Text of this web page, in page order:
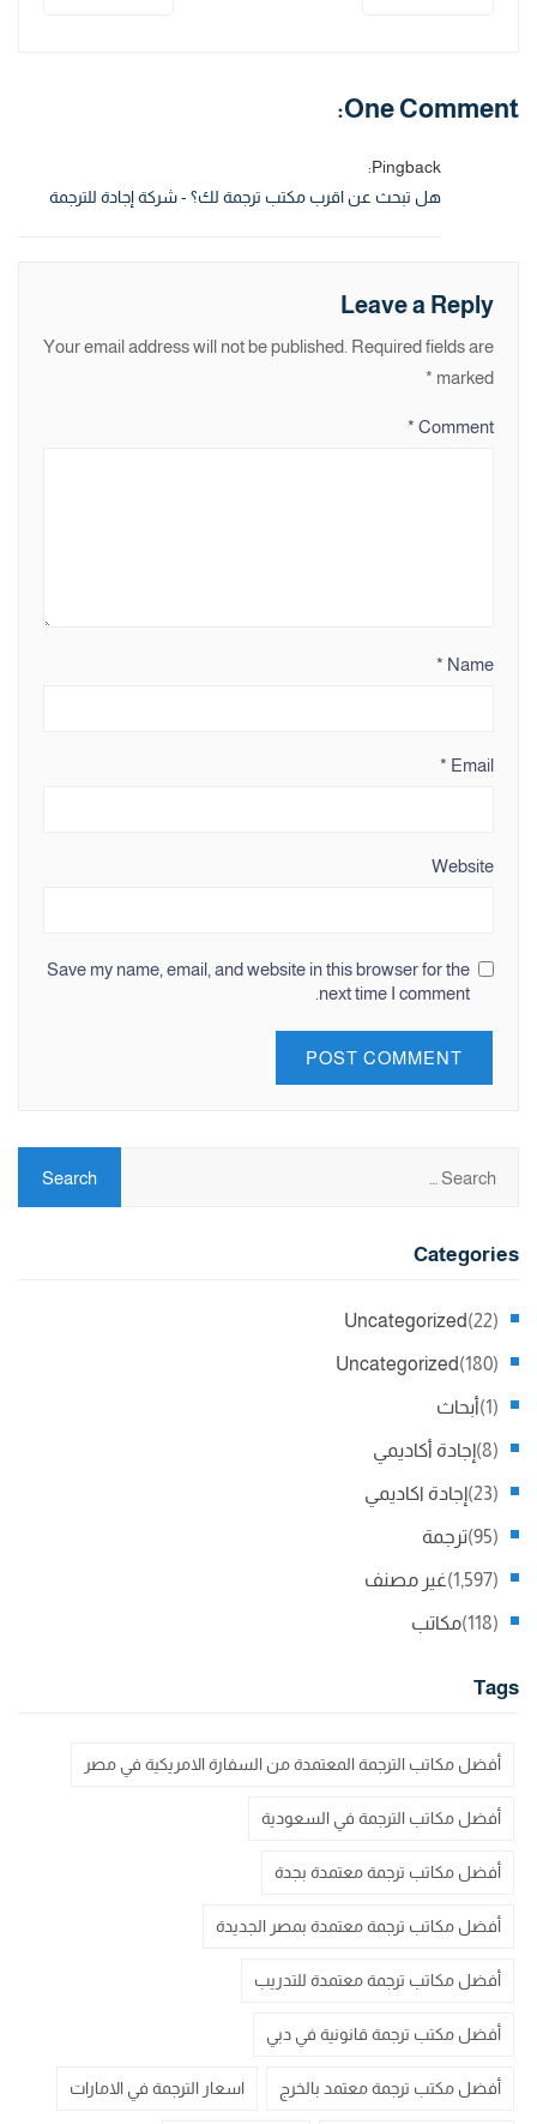
One Comment:
Pingback:
هل تبحث عن اقرب مكتب ترجمة لك؟ - شركة إجادة للترجمة
Leave a Reply
Your email address will not be published. Required fields are
marked
*
Comment
*
Name
*
Email
*
Website
Save my name, email, and website in this browser for the
next time I comment.
Categories
Uncategorized (22)
Uncategorized (180)
أبحاث (1)
إجادة أكاديمي (8)
إجادة اكاديمي (23)
ترجمة (95)
غير مصنف (1,597)
مكاتب (118)
Tags
أفضل مكاتب الترجمة المعتمدة من السفارة الامريكية في مصر
أفضل مكاتب الترجمة في السعودية
أفضل مكاتب ترجمة معتمدة بجدة
أفضل مكاتب ترجمة معتمدة بمصر الجديدة
أفضل مكاتب ترجمة معتمدة للتدريب
أفضل مكتب ترجمة قانونية في دبي
أفضل مكتب ترجمة معتمد بالخرج اسعار الترجمة في الامارات